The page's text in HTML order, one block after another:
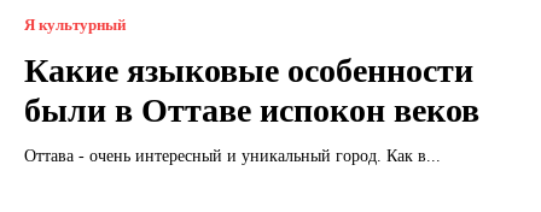
Я культурный
Какие языковые особенности
были в Оттаве испокон веков
Оттава - очень интересный и уникальный город. Как в...